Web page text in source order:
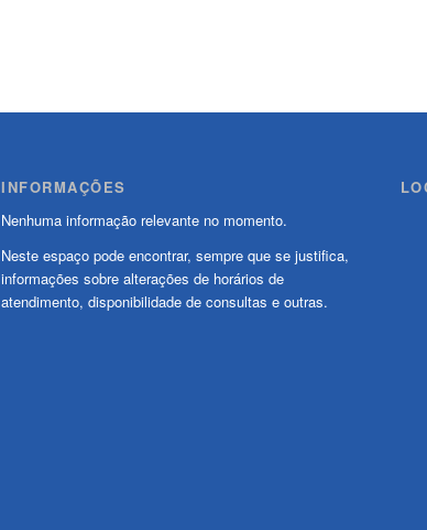
INFORMAÇÕES
Nenhuma informação relevante no momento.
Neste espaço pode encontrar, sempre que se justifica,
informações sobre alterações de horários de
atendimento, disponibilidade de consultas e outras.